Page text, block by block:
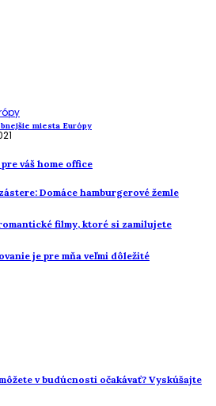
miesta Európy
váš home office
Domáce hamburgerové žemle
filmy, ktoré si zamilujete
je pre mňa veľmi dôležité
v budúcnosti očakávať? Vyskúšajte